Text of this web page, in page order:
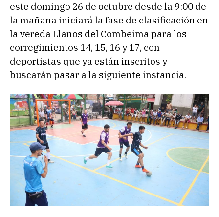
este domingo 26 de octubre desde la 9:00 de
la mañana iniciará la fase de clasificación en
la vereda Llanos del Combeima para los
corregimientos 14, 15, 16 y 17, con
deportistas que ya están inscritos y
buscarán pasar a la siguiente instancia.